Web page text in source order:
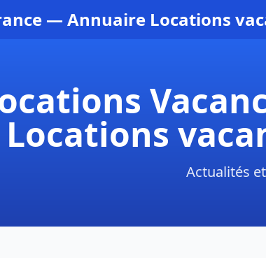
— Annuaire Locations
Locations
Actualités